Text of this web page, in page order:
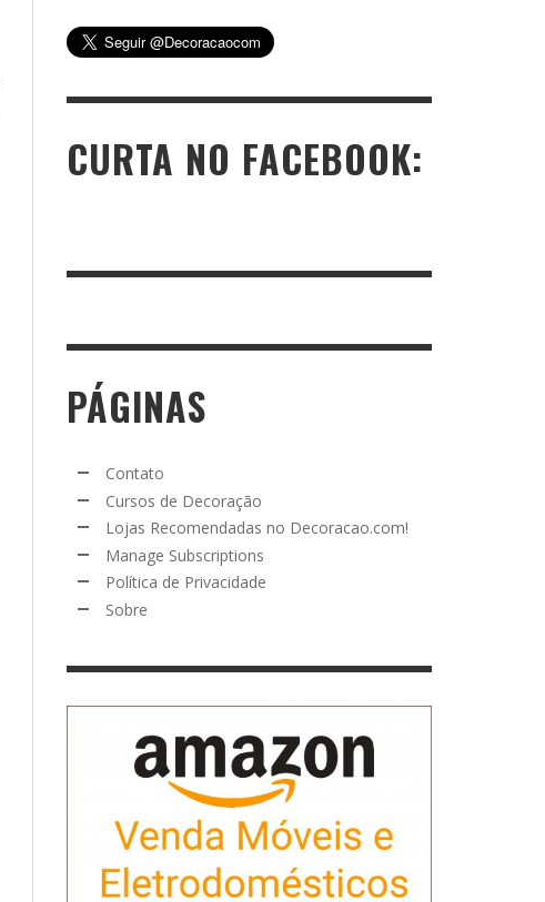
CURTA NO FACEBOOK:
PÁGINAS
Contato
Cursos de Decoração
Lojas Recomendadas no Decoracao.com!
Manage Subscriptions
Política de Privacidade
Sobre